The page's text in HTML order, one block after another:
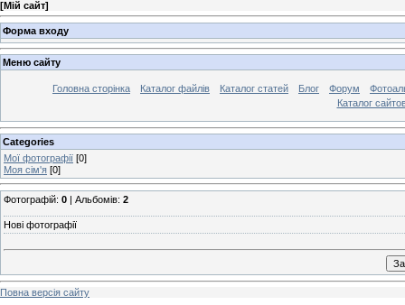
[Мій сайт]
Форма входу
Меню сайту
Головна сторінка Каталог файлів Каталог статей Блог Форум
Каталог
Categories
Мої фотографії [0]
Моя сім'я [0]
Фотографій: 0 | Альбомів: 2
Нові фотографії
Повна версія сайту